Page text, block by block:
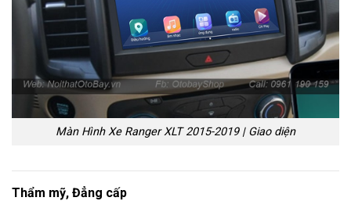
Màn Hình Xe Ranger XLT 2015-2019 | Giao diện
Thẩm mỹ, Đẳng cấp